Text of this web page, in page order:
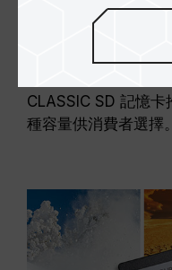
容量齊全多
CLASSIC SD 記憶
種容量供消費者選擇。